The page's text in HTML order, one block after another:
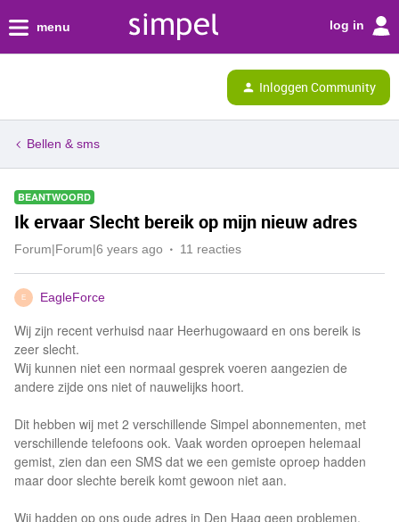
menu log in
Inloggen Community
Bellen & sms
BEANTWOORD
Ik ervaar Slecht bereik op mijn nieuw adres
Forum|Forum|6 years ago 11 reacties
E EagleForce
Wij zijn recent verhuisd naar Heerhugowaard en ons bereik is
zeer slecht.
Wij kunnen niet een normaal gesprek voeren aangezien de
andere zijde ons niet of nauwelijks hoort.
Dit hebben wij met 2 verschillende Simpel abonnementen, met
verschillende telefoons ook. Vaak worden oproepen helemaal
gemist, zien dan een SMS dat we een gemiste oproep hadden
maar door slechte bereik komt gewoon niet aan.
Wij hadden op ons oude adres in Den Haag geen problemen,